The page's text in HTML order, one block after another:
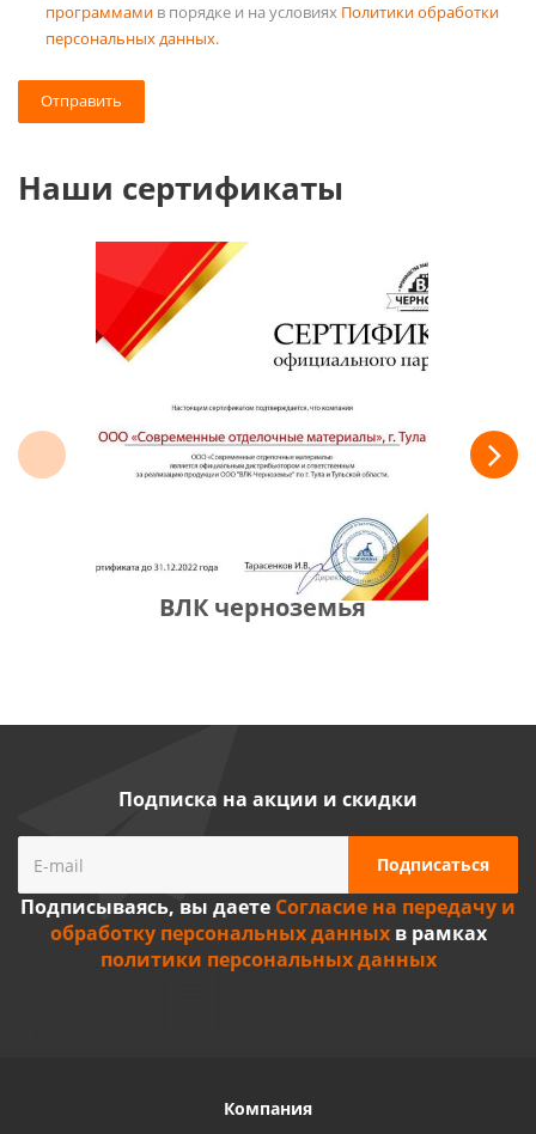
программами в порядке и на условиях Политики обработки
персональных данных.
Отправить
Наши сертификаты
ВЛК черноземья
Подписка на акции и скидки
Подписываясь, вы даете Согласие на передачу и
обработку персональных данныхв рамках
политики персональных данных
Компания
Privacy notice